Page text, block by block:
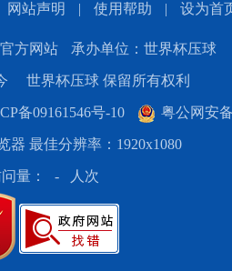
网站声明 | 使用帮助 | 设为首
方网站 承办单位：世界杯压球
世界杯压球 保留所有权利
备09161546号-10 粤公网安
器 最佳分辨率：1920x1080
量： - 人次